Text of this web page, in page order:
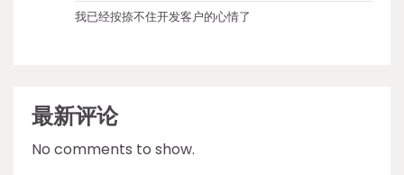
我已经按捺不住开发客户的心情了
最新评论
No comments to show.